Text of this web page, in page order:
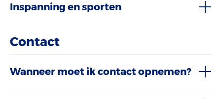
Inspanning en sporten
Contact
Wanneer moet ik contact opnemen?